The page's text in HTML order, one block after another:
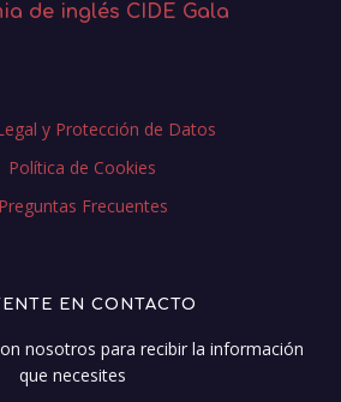
de inglés CIDE Gala
y Protección de Datos
Política de Cookies
Preguntas Frecuentes
EN CONTACTO
nosotros para recibir la información
que necesites